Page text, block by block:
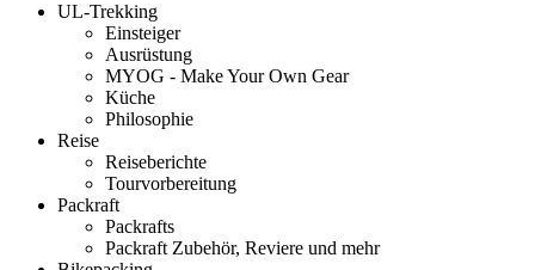
UL-Trekking
Einsteiger
Ausrüstung
MYOG - Make Your Own Gear
Küche
Philosophie
Reise
Reiseberichte
Tourvorbereitung
Packraft
Packrafts
Packraft Zubehör, Reviere und mehr